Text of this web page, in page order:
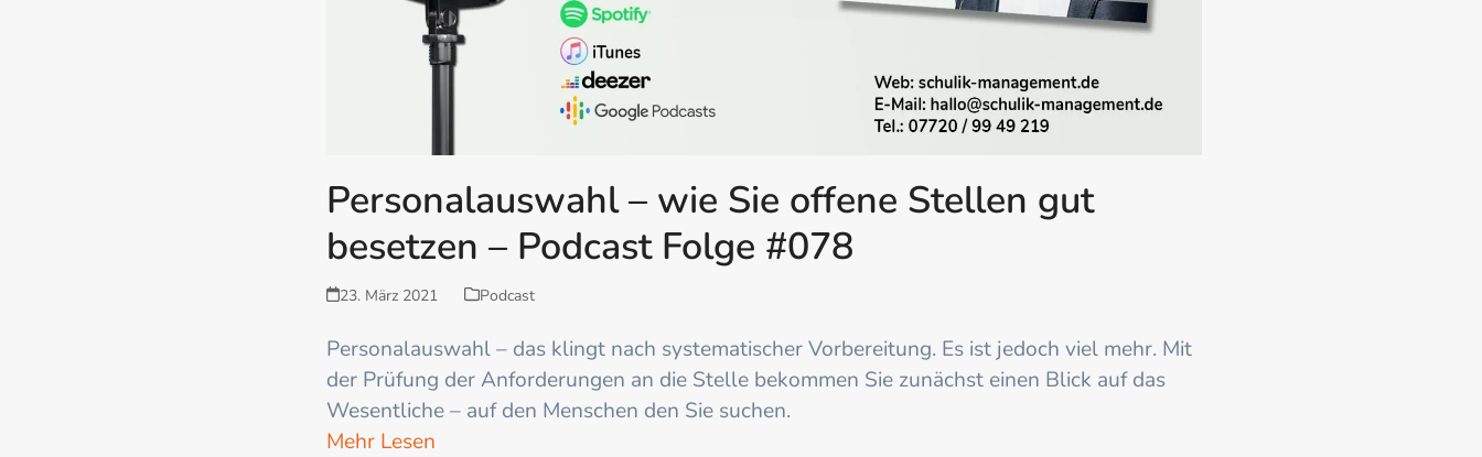
Personalauswahl – wie Sie offene Stellen gut
besetzen – Podcast Folge #078
23. März 2021 Podcast
Personalauswahl – das klingt nach systematischer Vorbereitung. Es ist jedoch viel mehr. Mit
der Prüfung der Anforderungen an die Stelle bekommen Sie zunächst einen Blick auf das
Wesentliche – auf den Menschen den Sie suchen.
Mehr Lesen